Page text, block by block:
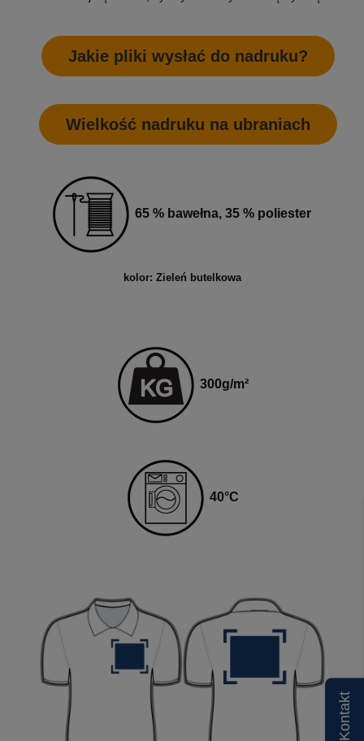
Jakie pliki wysłać do nadruku?
Wielkość nadruku na ubraniach
65 % bawełna, 35 % poliester
kolor: Zieleń butelkowa
300g/m²
40°C
Kontakt